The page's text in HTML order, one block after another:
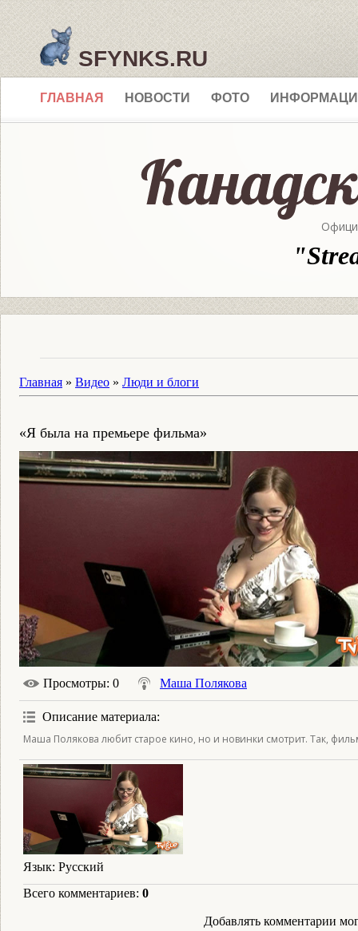
SFYNKS.RU
ГЛАВНАЯ НОВОСТИ ФОТО
Главная » Видео » Люди и блоги
«Я была на премьере фильма»
Просмотры: 0 Маша Полякова
Описание материала:
Маша Полякова любит старое кино, но и новинки смотрит. Так,
Язык: Русский
Всего комментариев: 0
Добавлять комментарии